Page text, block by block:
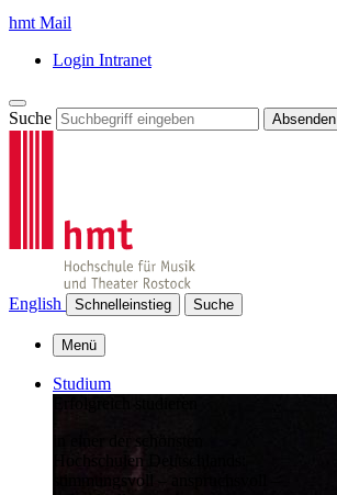
hmt Mail
Login Intranet
Suche Absenden
English Schnelleinstieg Suche
Menü
Studium
in einer der schönsten
Hochschulen Deutschlands:
stimmungsvoll – anspruchsvoll –